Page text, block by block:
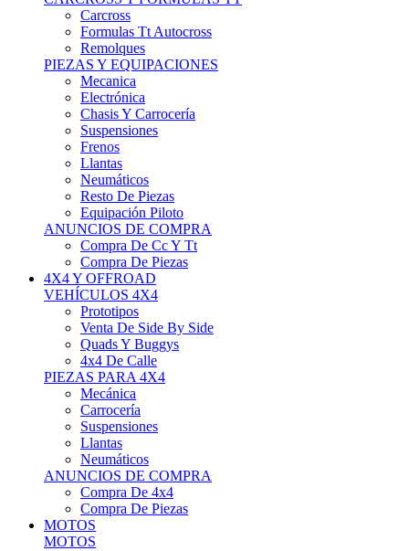
Formulas Tt Autocross
Remolques
PIEZAS Y EQUIPACIONES
Mecanica
Electrónica
Chasis Y Carrocería
Suspensiones
Frenos
Llantas
Neumáticos
Resto De Piezas
Equipación Piloto
ANUNCIOS DE COMPRA
Compra De Cc Y Tt
Compra De Piezas
4X4 Y OFFROAD
VEHÍCULOS 4X4
Prototipos
Venta De Side By Side
Quads Y Buggys
4x4 De Calle
PIEZAS PARA 4X4
Mecánica
Carrocería
Suspensiones
Llantas
Neumáticos
ANUNCIOS DE COMPRA
Compra De 4x4
Compra De Piezas
MOTOS
MOTOS
Motos De Circuito